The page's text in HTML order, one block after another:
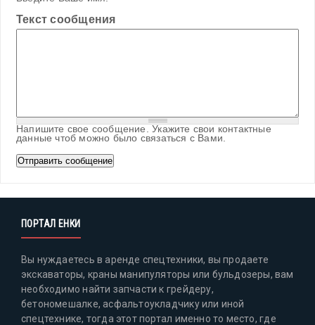
Текст сообщения
Напишите свое сообщение. Укажите свои контактные
данные чтоб можно было связаться с Вами.
ПОРТАЛ ЕНКИ
Вы нуждаетесь в аренде спецтехники, вы продаете
экскаваторы, краны манипуляторы или бульдозеры, вам
необходимо найти запчасти к грейдеру,
бетономешалке, асфальтоукладчику или иной
спецтехнике, тогда этот портал именно то место, где